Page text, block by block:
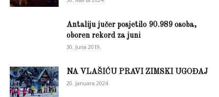
Antaliju jučer posjetilo 90.989 osoba,
oboren rekord za juni
30. Juna 2019.
NA VLAŠIĆU PRAVI ZIMSKI UGOĐAJ
20. Januara 2024.